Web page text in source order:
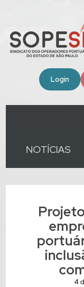
Login
NOTÍCIAS
4